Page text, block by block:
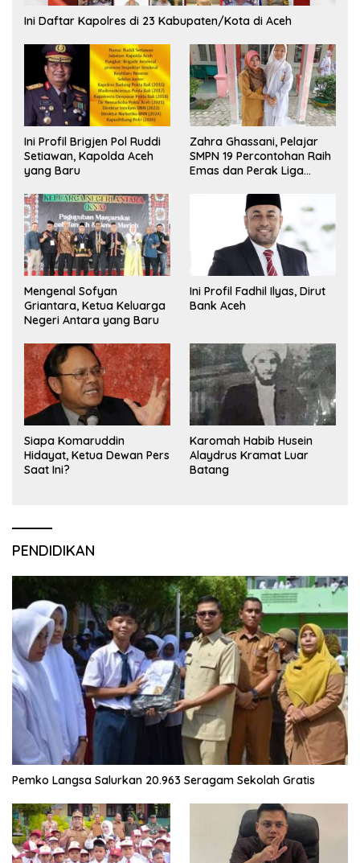
Ini Daftar Kapolres di 23 Kabupaten/Kota di Aceh
Ini Profil Brigjen Pol Ruddi
Setiawan, Kapolda Aceh
yang Baru
Zahra Ghassani, Pelajar
SMPN 19 Percontohan Raih
Emas dan Perak Liga
Mengenal Sofyan
Griantara, Ketua Keluarga
Negeri Antara yang Baru
Ini Profil Fadhil Ilyas, Dirut
Bank Aceh
Siapa Komaruddin
Hidayat, Ketua Dewan Pers
Saat Ini?
Karomah Habib Husein
Alaydrus Kramat Luar
Batang
PENDIDIKAN
Pemko Langsa Salurkan 20.963 Seragam Sekolah Gratis